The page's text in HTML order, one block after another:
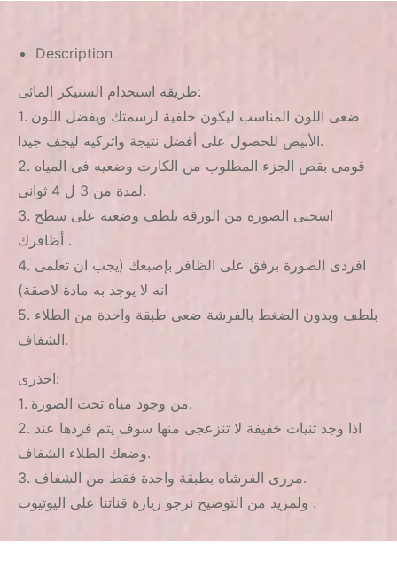
Description
طريقة استخدام الستيكر المائى:
1. ضعى اللون المناسب ليكون خلفية لرسمتك ويفضل اللون
الأبيض للحصول على أفضل نتيجة واتركيه ليجف جيدا.
2. قومى بقص الجزء المطلوب من الكارت وضعيه فى المياه
لمدة من 3 ل 4 ثوانى.
3. اسحبى الصورة من الورقة بلطف وضعيه على سطح
أظافرك .
4. افردى الصورة برفق على الظافر بإصبعك (يجب ان تعلمى
انه لا يوجد به مادة لاصقة)
5. بلطف وبدون الضغط بالفرشة ضعى طبقة واحدة من الطلاء
الشفاف.
احذرى:
1. من وجود مياه تحت الصورة.
2. اذا وجد تنيات خفيفة لا تنزعجى منها سوف يتم فردها عند
وضعك الطلاء الشفاف.
3. مررى الفرشاه بطبقة واحدة فقط من الشفاف.
ولمزيد من التوضيح نرجو زيارة قناتنا على اليوتيوب .